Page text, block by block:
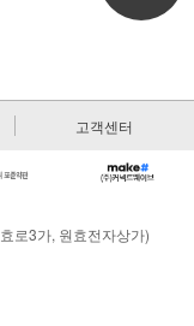
고객센터
로3가, 원효전자상가)